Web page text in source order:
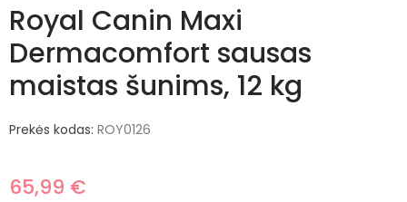
Royal Canin Maxi
Dermacomfort sausas
maistas šunims, 12 kg
Prekės kodas: ROY0126
65,99 €